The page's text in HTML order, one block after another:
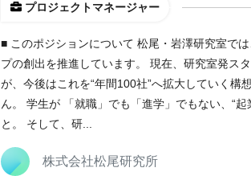
プロジェクトマネージャー
■ このポジションについて 松尾・岩澤研究室で
プの創出を推進しています。 現在、研究室発ス
が、今後はこれを“年間100社”へ拡大していく
ん。 学生が 「就職」でも「進学」でもない、“
と。 そして、研...
株式会社松尾研究所